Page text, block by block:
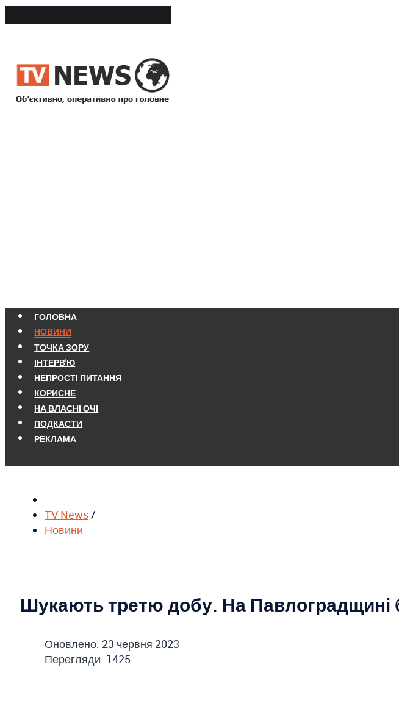
ГОЛОВНА
НОВИНИ
ТОЧКА ЗОРУ
ІНТЕРВ'Ю
НЕПРОСТІ ПИТАННЯ
КОРИСНЕ
НА ВЛАСНІ ОЧІ
ПОДКАСТИ
РЕКЛАМА
TV News /
Новини
Шукають третю добу. На Павлоградщині
Оновлено: 23 червня 2023
Перегляди: 1425